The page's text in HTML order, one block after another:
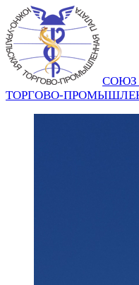
СОЮЗ
ТОРГОВО-